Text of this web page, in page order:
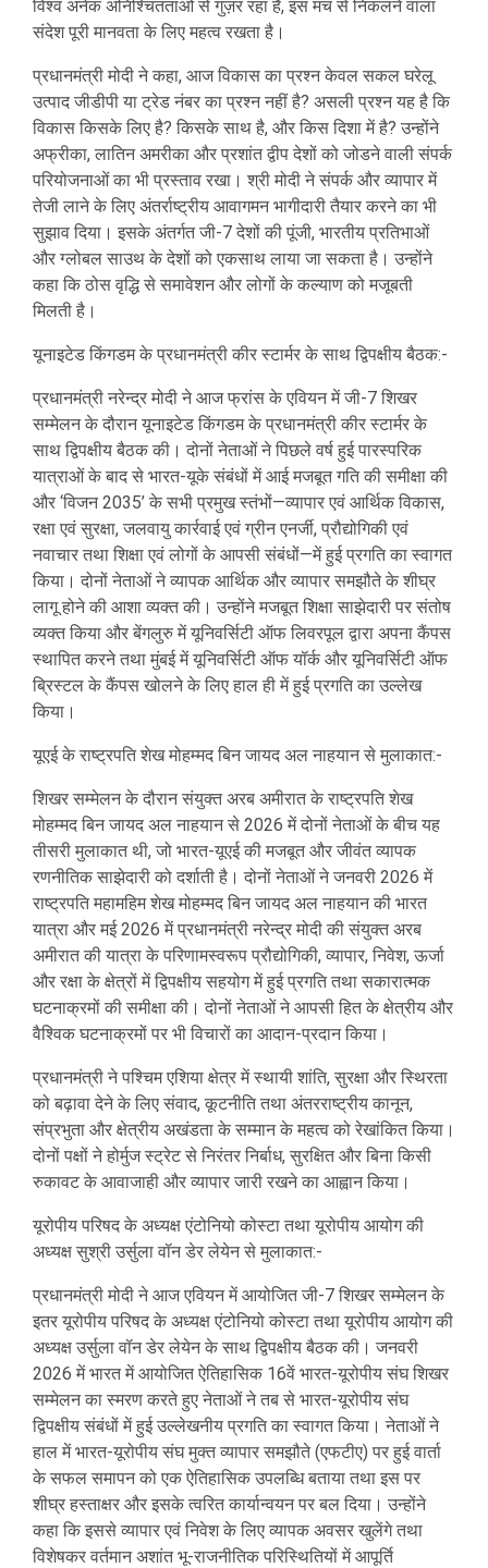
विश्व अनेक अनिश्चितताओं से गुज़र रहा है, इस मंच से निकलने वाला
संदेश पूरी मानवता के लिए महत्व रखता है।
प्रधानमंत्री मोदी ने कहा, आज विकास का प्रश्न केवल सकल घरेलू
उत्पाद जीडीपी या ट्रेड नंबर का प्रश्न नहीं है? असली प्रश्न यह है कि
विकास किसके लिए है? किसके साथ है, और किस दिशा में है? उन्‍होंने
अफ्रीका, लातिन अमरीका और प्रशांत द्वीप देशों को जोडने वाली संपर्क
परियोजनाओं का भी प्रस्‍ताव रखा। श्री मोदी ने संपर्क और व्‍यापार में
तेजी लाने के लिए अंतर्राष्‍ट्रीय आवागमन भागीदारी तैयार करने का भी
सुझाव दिया। इसके अंतर्गत जी-7 देशों की पूंजी, भारतीय प्रतिभाओं
और ग्‍लोबल साउथ के देशों को एकसाथ लाया जा सकता है। उन्‍होंने
कहा कि ठोस वृद्धि से समावेशन और लोगों के कल्‍याण को मजूबती
मिलती है‍।
यूनाइटेड किंगडम के प्रधानमंत्री कीर स्टार्मर के साथ द्विपक्षीय बैठक:-
प्रधानमंत्री नरेन्द्र मोदी ने आज फ्रांस के एवियन में जी-7 शिखर
सम्मेलन के दौरान यूनाइटेड किंगडम के प्रधानमंत्री कीर स्टार्मर के
साथ द्विपक्षीय बैठक की। दोनों नेताओं ने पिछले वर्ष हुई पारस्परिक
यात्राओं के बाद से भारत-यूके संबंधों में आई मजबूत गति की समीक्षा की
और ‘विजन 2035’ के सभी प्रमुख स्तंभों—व्यापार एवं आर्थिक विकास,
रक्षा एवं सुरक्षा, जलवायु कार्रवाई एवं ग्रीन एनर्जी, प्रौद्योगिकी एवं
नवाचार तथा शिक्षा एवं लोगों के आपसी संबंधों—में हुई प्रगति का स्वागत
किया। दोनों नेताओं ने व्यापक आर्थिक और व्यापार समझौते के शीघ्र
लागू होने की आशा व्यक्त की। उन्होंने मजबूत शिक्षा साझेदारी पर संतोष
व्यक्त किया और बेंगलुरु में यूनिवर्सिटी ऑफ लिवरपूल द्वारा अपना कैंपस
स्थापित करने तथा मुंबई में यूनिवर्सिटी ऑफ यॉर्क और यूनिवर्सिटी ऑफ
ब्रिस्टल के कैंपस खोलने के लिए हाल ही में हुई प्रगति का उल्लेख
किया।
यूएई के राष्ट्रपति शेख मोहम्मद बिन जायद अल नाहयान से मुलाकात:-
शिखर सम्मेलन के दौरान संयुक्त अरब अमीरात के राष्ट्रपति शेख
मोहम्मद बिन जायद अल नाहयान से 2026 में दोनों नेताओं के बीच यह
तीसरी मुलाकात थी, जो भारत-यूएई की मजबूत और जीवंत व्यापक
रणनीतिक साझेदारी को दर्शाती है। दोनों नेताओं ने जनवरी 2026 में
राष्ट्रपति महामहिम शेख मोहम्मद बिन जायद अल नाहयान की भारत
यात्रा और मई 2026 में प्रधानमंत्री नरेन्द्र मोदी की संयुक्त अरब
अमीरात की यात्रा के परिणामस्वरूप प्रौद्योगिकी, व्यापार, निवेश, ऊर्जा
और रक्षा के क्षेत्रों में द्विपक्षीय सहयोग में हुई प्रगति तथा सकारात्मक
घटनाक्रमों की समीक्षा की। दोनों नेताओं ने आपसी हित के क्षेत्रीय और
वैश्विक घटनाक्रमों पर भी विचारों का आदान-प्रदान किया।
प्रधानमंत्री ने पश्चिम एशिया क्षेत्र में स्थायी शांति, सुरक्षा और स्थिरता
को बढ़ावा देने के लिए संवाद, कूटनीति तथा अंतरराष्ट्रीय कानून,
संप्रभुता और क्षेत्रीय अखंडता के सम्मान के महत्व को रेखांकित किया।
दोनों पक्षों ने होर्मुज स्ट्रेट से निरंतर निर्बाध, सुरक्षित और बिना किसी
रुकावट के आवाजाही और व्यापार जारी रखने का आह्वान किया।
यूरोपीय परिषद के अध्यक्ष एंटोनियो कोस्टा तथा यूरोपीय आयोग की
अध्यक्ष सुश्री उर्सुला वॉन डेर लेयेन से मुलाकात:-
प्रधानमंत्री मोदी ने आज एवियन में आयोजित जी-7 शिखर सम्मेलन के
इतर यूरोपीय परिषद के अध्यक्ष एंटोनियो कोस्टा तथा यूरोपीय आयोग की
अध्यक्ष उर्सुला वॉन डेर लेयेन के साथ द्विपक्षीय बैठक की। जनवरी
2026 में भारत में आयोजित ऐतिहासिक 16वें भारत-यूरोपीय संघ शिखर
सम्मेलन का स्मरण करते हुए नेताओं ने तब से भारत-यूरोपीय संघ
द्विपक्षीय संबंधों में हुई उल्लेखनीय प्रगति का स्वागत किया। नेताओं ने
हाल में भारत-यूरोपीय संघ मुक्त व्यापार समझौते (एफटीए) पर हुई वार्ता
के सफल समापन को एक ऐतिहासिक उपलब्धि बताया तथा इस पर
शीघ्र हस्ताक्षर और इसके त्वरित कार्यान्वयन पर बल दिया। उन्होंने
कहा कि इससे व्यापार एवं निवेश के लिए व्यापक अवसर खुलेंगे तथा
विशेषकर वर्तमान अशांत भू-राजनीतिक परिस्थितियों में आपूर्ति